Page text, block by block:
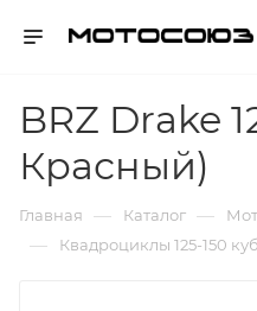
BRZ Drake
Красный)
Главная — Каталог —
— Квадроциклы 125-150